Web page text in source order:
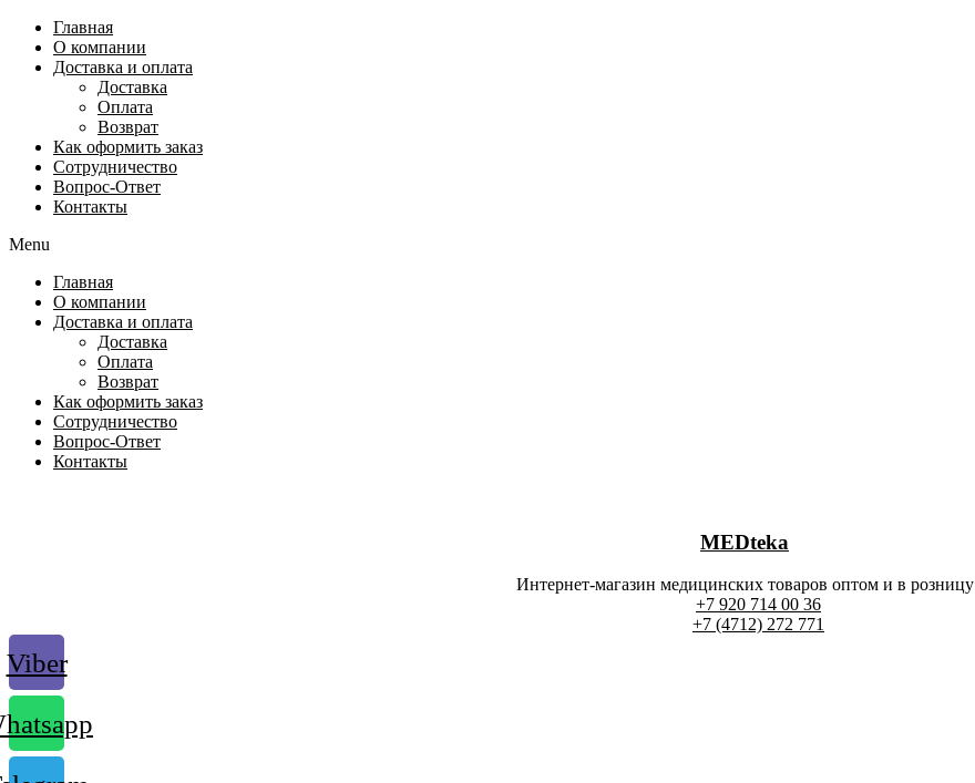
Перейти
содержимому
Главная
О компании
Доставка и оплата
Доставка
Оплата
Возврат
Как оформить заказ
Сотрудничество
Вопрос-Ответ
Контакты
Menu
Главная
О компании
Доставка и оплата
Доставка
Оплата
Возврат
Как оформить заказ
Сотрудничество
Вопрос-Ответ
Контакты
MEDteka
Интернет-магазин медицинских товаров оптом и в розницу
+7 920 714 00 36
+7 (4712) 272 771
Viber